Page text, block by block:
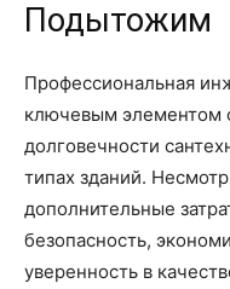
Подытожим
Профессиональная
ключевым элементом
долговечности
типах зданий.
дополнительные
безопасность,
уверенность в